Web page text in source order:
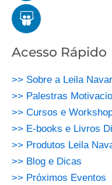
Acesso Rápido
>> Sobre a Leila
>> Palestras
>> Cursos e
>> E-books e Livros
>> Produtos Leila
>> Blog e Dicas
>> Próximos Eventos